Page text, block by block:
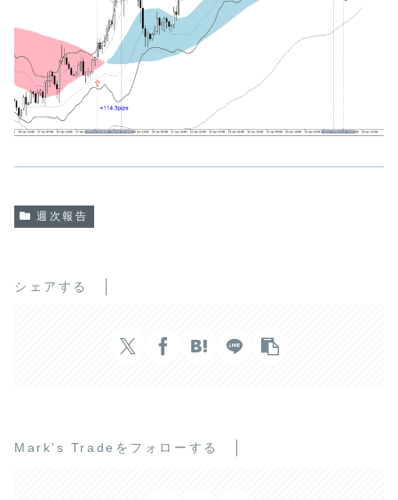
週次報告
シェアする
Mark's Tradeをフォローする